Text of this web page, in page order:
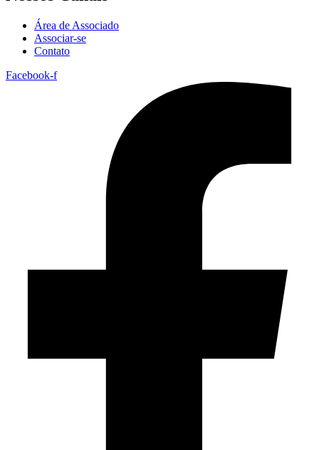
Área de Associado
Associar-se
Contato
Facebook-f